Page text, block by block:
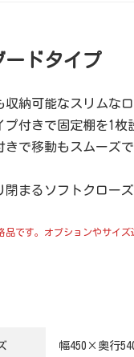
ードタイプ
収納可能なスリムなロ
プ付きで固定棚を1枚
きで移動もスムーズ
閉まるソフトクローズ
です。オプションやサイズ
幅450×奥行